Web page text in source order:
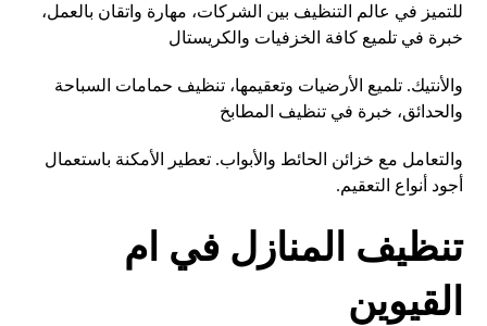
للتميز في عالم التنظيف بين الشركات، مهارة واتقان بالعمل،
خبرة في تلميع كافة الخزفيات والكريستال
والأنتيك. تلميع الأرضيات وتعقيمها، تنظيف حمامات السباحة
والحدائق، خبرة في تنظيف المطابخ
والتعامل مع خزائن الحائط والأبواب. تعطير الأمكنة باستعمال
أجود أنواع التعقيم.
تنظيف المنازل في ام
القيوين